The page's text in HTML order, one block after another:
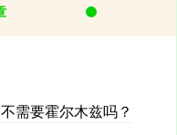
需要霍尔木兹吗？